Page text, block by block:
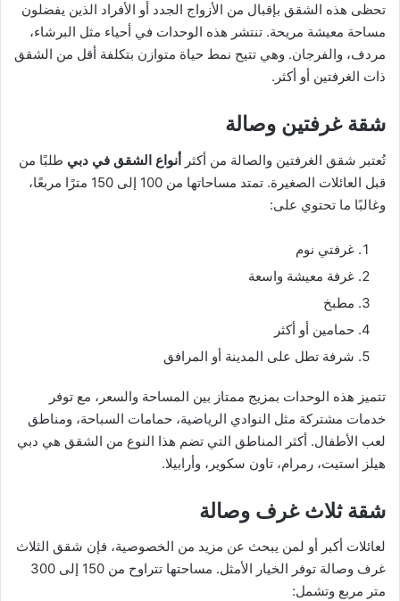
تحظى هذه الشقق بإقبال من الأزواج الجدد أو الأفراد الذين يفضلون
مساحة معيشة مريحة. تنتشر هذه الوحدات في أحياء مثل البرشاء،
مردف، والفرجان. وهي تتيح نمط حياة متوازن بتكلفة أقل من الشقق
ذات الغرفتين أو أكثر.
شقة غرفتين وصالة
تُعتبر شقق الغرفتين والصالة من أكثر أنواع الشقق في دبي طلبًا من
قبل العائلات الصغيرة. تمتد مساحاتها من 100 إلى 150 مترًا مربعًا،
وغالبًا ما تحتوي على:
غرفتي نوم
غرفة معيشة واسعة
مطبخ
حمامين أو أكثر
شرفة تطل على المدينة أو المرافق
تتميز هذه الوحدات بمزيج ممتاز بين المساحة والسعر، مع توفر
خدمات مشتركة مثل النوادي الرياضية، حمامات السباحة، ومناطق
لعب الأطفال. أكثر المناطق التي تضم هذا النوع من الشقق هي دبي
هيلز استيت، رمرام، تاون سكوير، وأرابيلا.
شقة ثلاث غرف وصالة
لعائلات أكبر أو لمن يبحث عن مزيد من الخصوصية، فإن شقق الثلاث
غرف وصالة توفر الخيار الأمثل. مساحتها تتراوح من 150 إلى 300
متر مربع وتشمل: